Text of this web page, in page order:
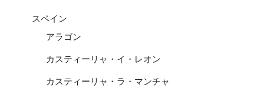
スペイン
アラゴン
カスティーリャ・イ・レオン
カスティーリャ・ラ・マンチャ